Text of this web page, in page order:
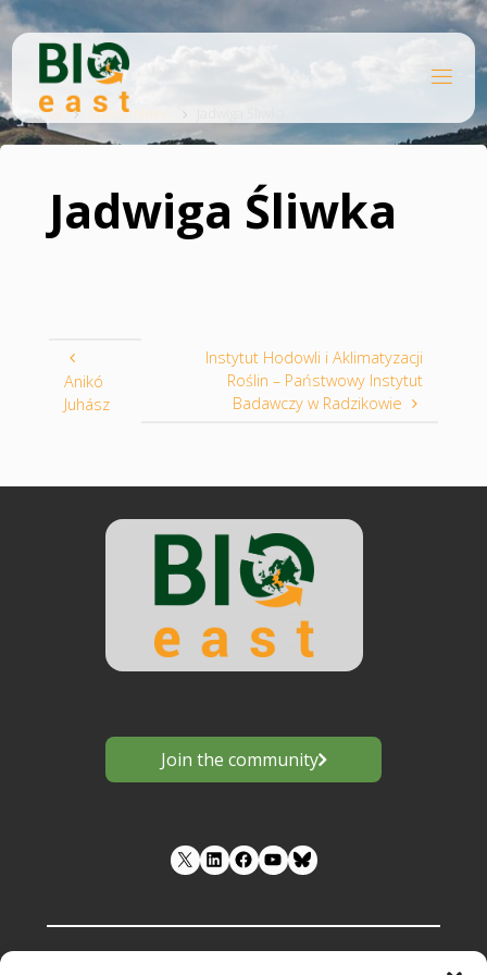
Skip
content
IO
EA
HomeStakeholder
Jadwiga Śliwka
Anikó
Juhász
Instytut Hodowli i Aklimatyzacji
Roślin – Państwowy Instytut
Badawczy w Radzikowie
Join the community
LinkedIn Facebook YouTube